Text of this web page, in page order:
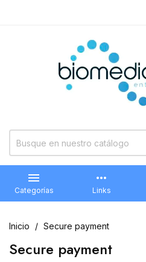

Categorías
more_horiz
Links
Inicio Secure payment
Secure payment